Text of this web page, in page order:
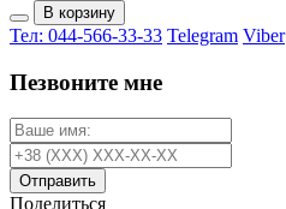
В корзину
Тел: 044-566-33-33 Telegram Viber
Пезвоните мне
Отправить
Поделиться